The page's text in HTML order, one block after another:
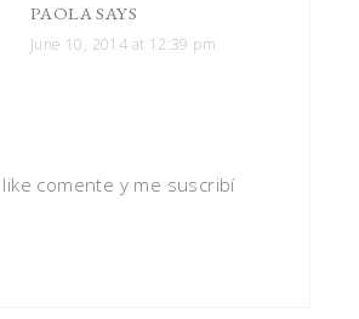
PAOLASAYS
June 10, 2014 at 12:39 pm
like comente y me suscribí